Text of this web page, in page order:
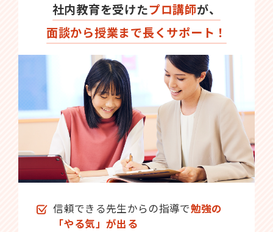
社内教育を受けたプロ講師が、
面談から授業まで長くサポート！
信頼できる先生からの指導で勉強の
「やる気」が出る